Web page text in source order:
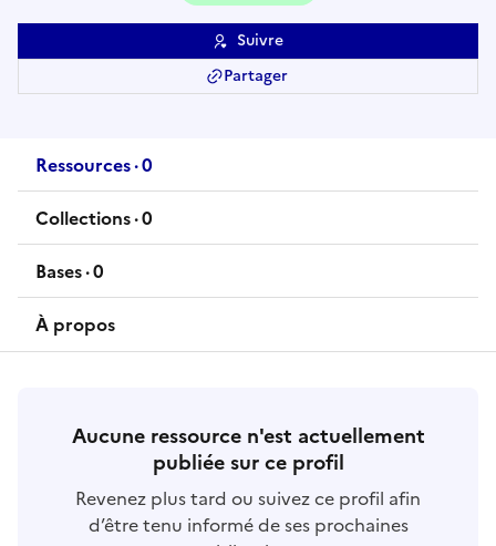
Suivre
Partager
Ressources·0
ressources
Collections·0
collections
Bases·0
bases
À propos
Aucune ressource n'est actuellement
publiée sur ce profil
Revenez plus tard ou suivez ce profil afin
d’être tenu informé de ses prochaines